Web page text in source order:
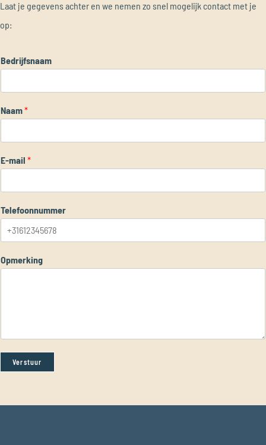
Laat je gegevens achter en we nemen zo snel mogelijk contact met je
op:
Bedrijfsnaam
Naam*
E-mail *
Telefoonnummer
Opmerking
Verstuur